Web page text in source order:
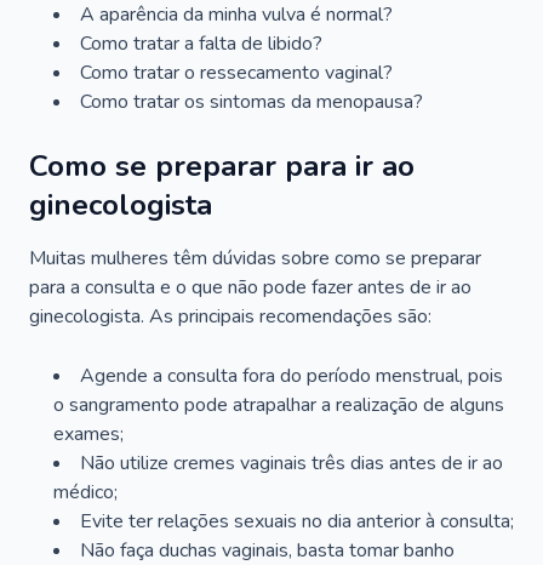
A aparência da minha vulva é normal?
Como tratar a falta de libido?
Como tratar o ressecamento vaginal?
Como tratar os sintomas da menopausa?
Como se preparar para ir ao
ginecologista
Muitas mulheres têm dúvidas sobre como se preparar
para a consulta e o que não pode fazer antes de ir ao
ginecologista. As principais recomendações são:
Agende a consulta fora do período menstrual, pois
o sangramento pode atrapalhar a realização de alguns
exames;
Não utilize cremes vaginais três dias antes de ir ao
médico;
Evite ter relações sexuais no dia anterior à consulta;
Não faça duchas vaginais, basta tomar banho